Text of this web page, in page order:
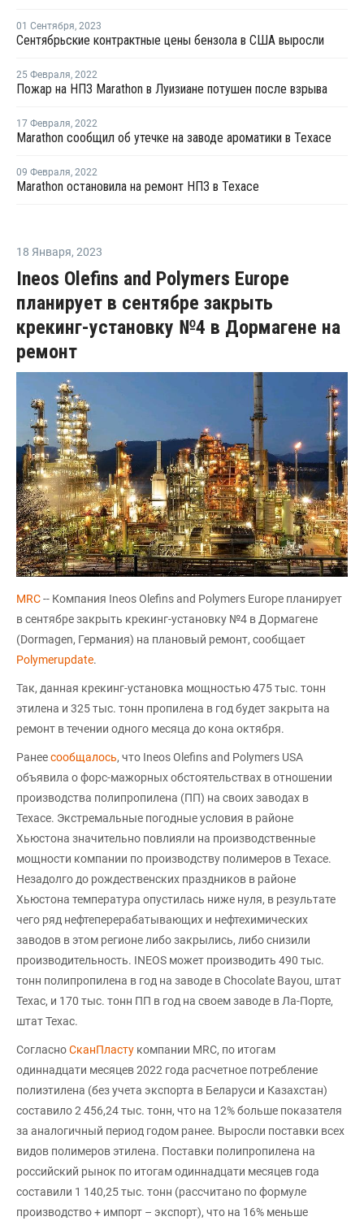
01 Сентября, 2023
Сентябрьские контрактные цены бензола в США выросли
25 Февраля, 2022
Пожар на НПЗ Marathon в Луизиане потушен после взрыва
17 Февраля, 2022
Marathon сообщил об утечке на заводе ароматики в Техасе
09 Февраля, 2022
Marathon остановила на ремонт НПЗ в Техасе
18 Января, 2023
Ineos Olefins and Polymers Europe
планирует в сентябре закрыть
крекинг-установку №4 в Дормагене на
ремонт
MRС-- Компания Ineos Olefins and Polymers Europe планирует
в сентябре закрыть крекинг-установку №4 в Дормагене
(Dormagen, Германия) на плановый ремонт, сообщает
Polymerupdate.
Так, данная крекинг-установка мощностью 475 тыс. тонн
этилена и 325 тыс. тонн пропилена в год будет закрыта на
ремонт в течении одного месяца до кона октября.
Ранеесообщалось, что Ineos Olefins and Polymers USA
объявила о форс-мажорных обстоятельствах в отношении
производства полипропилена (ПП) на своих заводах в
Техасе. Экстремальные погодные условия в районе
Хьюстона значительно повлияли на производственные
мощности компании по производству полимеров в Техасе.
Незадолго до рождественских праздников в районе
Хьюстона температура опустилась ниже нуля, в результате
чего ряд нефтеперерабатывающих и нефтехимических
заводов в этом регионе либо закрылись, либо снизили
производительность. INEOS может производить 490 тыс.
тонн полипропилена в год на заводе в Chocolate Bayou, штат
Техас, и 170 тыс. тонн ПП в год на своем заводе в Ла-Порте,
штат Техас.
СогласноСканПласту компании MRC, по итогам
одиннадцати месяцев 2022 года расчетное потребление
полиэтилена (без учета экспорта в Беларуси и Казахстан)
составило 2 456,24 тыс. тонн, что на 12% больше показателя
за аналогичный период годом ранее. Выросли поставки всех
видов полимеров этилена. Поставки полипропилена на
российский рынок по итогам одиннадцати месяцев года
составили 1 140,25 тыс. тонн (рассчитано по формуле
производство + импорт – экспорт), что на 16% меньше